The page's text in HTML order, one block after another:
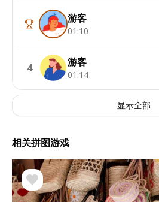
游客
01:10
4 游客
01:14
显示全部
相关拼图游戏